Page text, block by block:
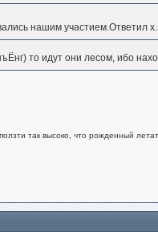
нашим участием.Ответил
то идут они лесом, ибо
так высоко, что рожденный